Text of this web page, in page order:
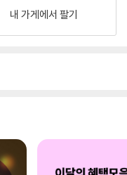
내 가게에서 팔기